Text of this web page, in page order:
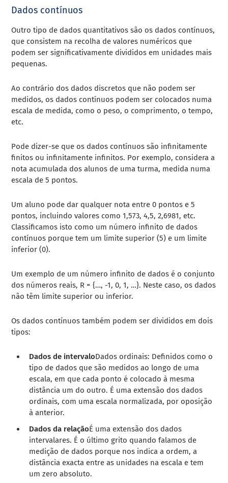
Dados contínuos
Outro tipo de dados quantitativos são os dados contínuos,
que consistem na recolha de valores numéricos que
podem ser significativamente divididos em unidades mais
pequenas.
Ao contrário dos dados discretos que não podem ser
medidos, os dados contínuos podem ser colocados numa
escala de medida, como o peso, o comprimento, o tempo,
etc.
Pode dizer-se que os dados contínuos são infinitamente
finitos ou infinitamente infinitos. Por exemplo, considera a
nota acumulada dos alunos de uma turma, medida numa
escala de 5 pontos.
Um aluno pode dar qualquer nota entre 0 pontos e 5
pontos, incluindo valores como 1,573, 4,5, 2,6981, etc.
Classificamos isto como um número infinito de dados
contínuos porque tem um limite superior (5) e um limite
inferior (0).
Um exemplo de um número infinito de dados é o conjunto
dos números reais, R = {…, -1, 0, 1, …}. Neste caso, os dados
não têm limite superior ou inferior.
Os dados contínuos também podem ser divididos em dois
tipos:
Dados de intervaloDados ordinais: Definidos como o
tipo de dados que são medidos ao longo de uma
escala, em que cada ponto é colocado à mesma
distância um do outro. É uma extensão dos dados
ordinais, com uma escala normalizada, por oposição
à anterior.
Dados da relaçãoÉ uma extensão dos dados
intervalares. É o último grito quando falamos de
medição de dados porque nos indica a ordem, a
distância exacta entre as unidades na escala e tem
um zero absoluto.